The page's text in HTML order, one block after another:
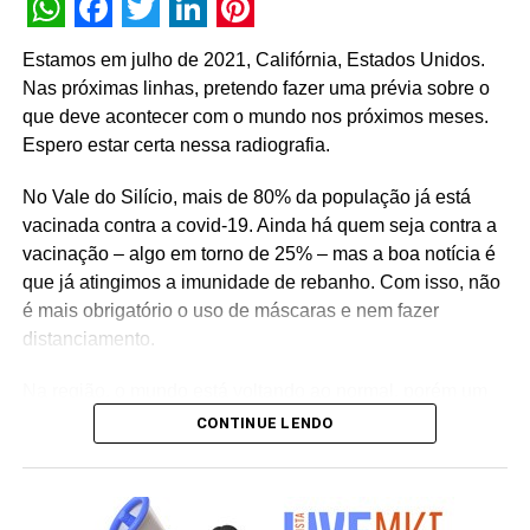
olhos foi ver no palco da edição 2021 do Web Summit,
realizado neste início de mês em Lisboa, os centenas de
produtores, técnicos e voluntários, todos os personagens
de eventos, se abraçando orgulhosos por terem colocado
os 42.751 pessoas dentro da cidade montada para
receber após dois anos palestrantes e audiência
que a emoção é tão grande que transborda e atinge até
quem está na plateia? Galera de garra que apostou alto,
certamente ouviu muita bobagem desanimadora e não
se deixou abater.
O Summit foi lindo e seguro, uma delícia. Assim como
buscar inspiração para projetos de experiências
de vacinação, para aproveitar os dias de muito
WhatsApp
Facebook
Twitter
LinkedIn
Pinterest
Estamos em julho de 2021, Califórnia, Estados Unidos.
Nas próximas linhas, pretendo fazer uma prévia sobre o
que deve acontecer com o mundo nos próximos meses.
Espero estar certa nessa radiografia.
No Vale do Silício, mais de 80% da população já está
vacinada contra a covid-19. Ainda há quem seja contra a
vacinação – algo em torno de 25% – mas a boa notícia é
que já atingimos a imunidade de rebanho. Com isso, não
é mais obrigatório o uso de máscaras e nem fazer
distanciamento.
normal diferente, mais intenso, no qual as pequenas
coisas estão supervalorizadas. Pessoas que nunca se
parabenizam pelas pequenas vitórias e ficam
CONTINUE LENDO